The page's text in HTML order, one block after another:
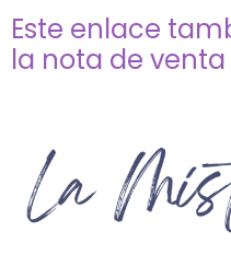
Este enlace
la nota de